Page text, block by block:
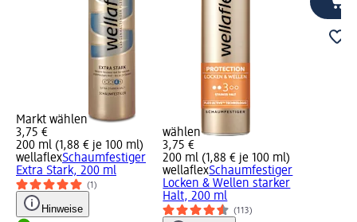
Markt wählen
3,75 €
200 ml (1,88 € je 100 ml)
wellaflexSchaumfestiger
Extra Stark, 200 ml
(1)
Hinweise
wählen
3,75 €
200 ml (1,88 € je 100 ml)
wellaflexSchaumfestiger
Locken & Wellen starker
Halt, 200 ml
(113)